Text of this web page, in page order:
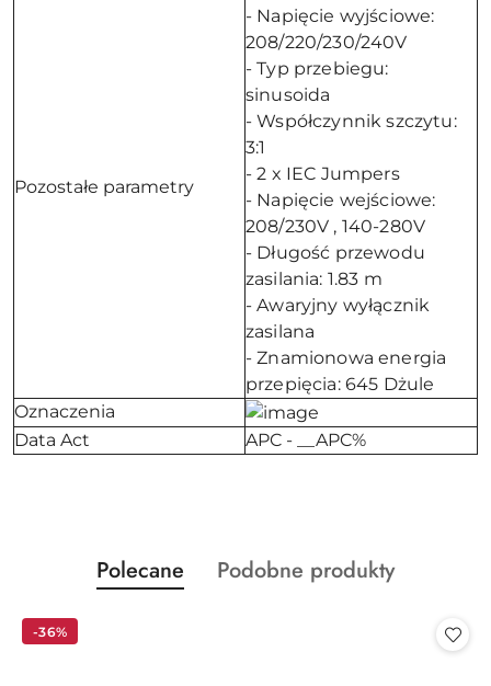
Pozostałe parametry
- Napięcie wyjściowe:
208/220/230/240V
- Typ przebiegu:
sinusoida
- Współczynnik szczytu:
3:1
- 2 x IEC Jumpers
- Napięcie wejściowe:
208/230V , 140-280V
- Długość przewodu
zasilania: 1.83 m
- Awaryjny wyłącznik
zasilana
- Znamionowa energia
przepięcia: 645 Dżule
Oznaczenia
Data Act
APC - __APC%
Pomiń karuzelę produktów
Produkty
o
Polecane
Produkty
Podobne produkty
-36%